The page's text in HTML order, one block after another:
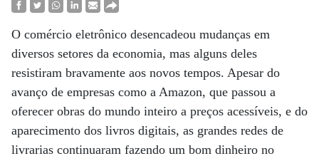
O comércio eletrônico desencadeou mudanças em
diversos setores da economia, mas alguns deles
resistiram bravamente aos novos tempos. Apesar do
avanço de empresas como a Amazon, que passou a
oferecer obras do mundo inteiro a preços acessíveis, e do
aparecimento dos livros digitais, as grandes redes de
livrarias continuaram fazendo um bom dinheiro no